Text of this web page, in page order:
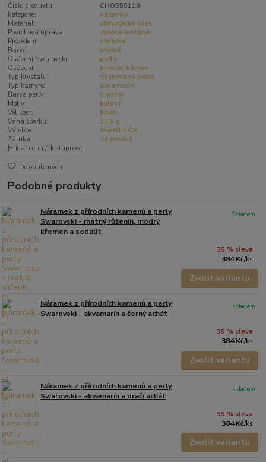
Číslo produktu:
CHO555110
kategorie:
náramky
Materiál:
chirurgická ocel
Povrchová úprava:
vysoce leštěná
Provedení:
stříbrné
Barva:
modrá
Osázení Swarovski:
perla
Osázení:
přírodní kámen
Typ krystalu:
Voskovaná perla
Typ kamene:
akvamarín
Barva perly:
Crystal
Motiv:
kulatý
Velikost:
8mm
Váha šperku:
17,5 g
Výrobce:
Jewellis ČR
Záruka:
24 měsíců
Hlídat cenu / dostupnost
Do oblíbených
Podobné produkty
Náramek z přírodních kamenů a perly
Swarovski - matný růženín, modrý
křemen a sodalit
35 % sleva
384 Kč/ks
Skladem
Zvolit variantu
Náramek z přírodních kamenů a perly
Swarovski - akvamarín a černý achát
35 % sleva
384 Kč/ks
skladem
Zvolit variantu
Náramek z přírodních kamenů a perly
Swarovski - akvamarín a dračí achát
35 % sleva
384 Kč/ks
skladem
Zvolit variantu